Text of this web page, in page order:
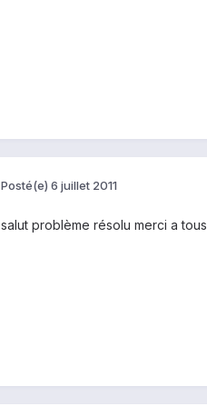
Posté(e) 6 juillet 2011
salut problème résolu merci a